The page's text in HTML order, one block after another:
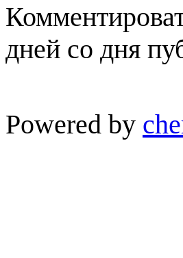
дней со дня
Powered by